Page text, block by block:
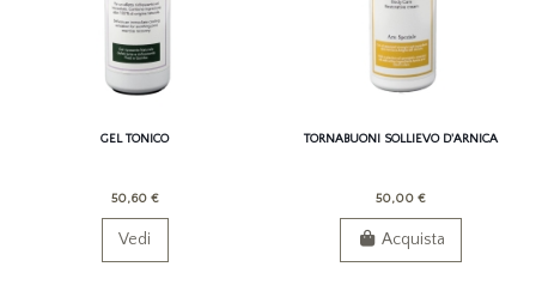
GEL TONICO
50,60 €
Vedi
TORNABUONI SOLLIEVO D'ARNICA
50,00 €
Acquista